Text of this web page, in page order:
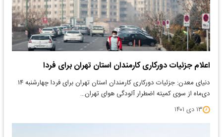
اعلام جزئیات دورکاری کارمندان استان تهران برای فردا
دنیای معدن: جزئیات دورکاری کارمندان استان تهران برای فردا چهارشنبه ۱۴
دی‌ماه از سوی کمیته اضطرار آلودگی هوای تهران…
۱۳ دی ۱۴۰۱